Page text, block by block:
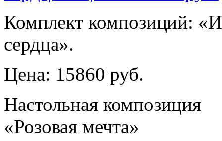
Комплект композиций:
сердца».
Цена: 15860 руб.
Настольная композиция
«Розовая мечта»